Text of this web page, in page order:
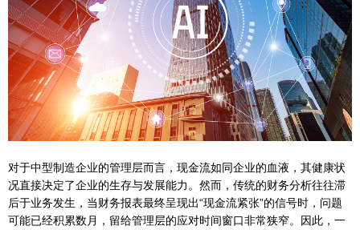
对于中型制造企业的管理层而言，现金流如同企业的血液，其健康状
况直接决定了企业的生存与发展能力。然而，传统的财务分析往往滞
后于业务发生，当财务报表最终呈现出“现金流紧张”的信号时，问题
可能已经积累数月，留给管理层的应对时间窗口非常狭窄。因此，一